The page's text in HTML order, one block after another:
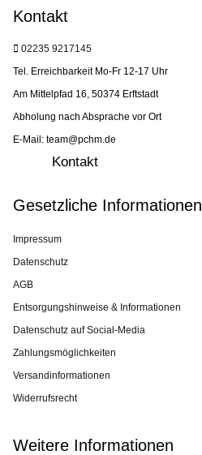
Kontakt
02235 9217145
Tel. Erreichbarkeit Mo-Fr 12-17 Uhr
Am Mittelpfad 16, 50374 Erftstadt
Abholung nach Absprache vor Ort
E-Mail: team@pchm.de
Kontakt
Gesetzliche Informationen
Impressum
Datenschutz
AGB
Entsorgungshinweise & Informationen
Datenschutz auf Social-Media
Zahlungsmöglichkeiten
Versandinformationen
Widerrufsrecht
Weitere Informationen